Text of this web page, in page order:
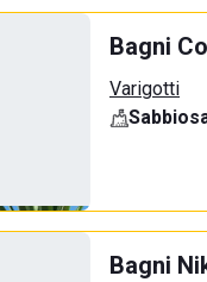
Bagni
Varigotti
Bagni